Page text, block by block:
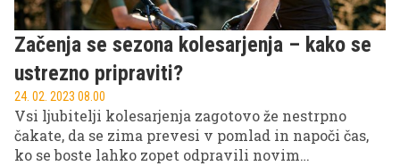
Začenja se sezona kolesarjenja – kako se
ustrezno pripraviti?
24. 02. 2023 08.00
Vsi ljubitelji kolesarjenja zagotovo že nestrpno
čakate, da se zima prevesi v pomlad in napoči čas,
ko se boste lahko zopet odpravili novim